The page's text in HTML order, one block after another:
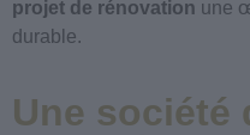
projet de rénovation une
durable.
Une société